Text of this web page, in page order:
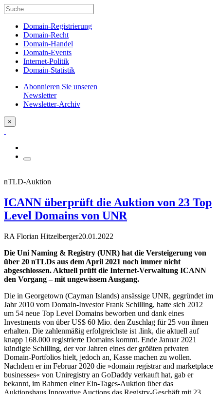
Domain-Registrierung
Domain-Recht
Domain-Handel
Domain-Events
Internet-Politik
Domain-Statistik
Abonnieren Sie unseren
Newsletter
Newsletter-Archiv
×
nTLD-Auktion
ICANN überprüft die Auktion von 23 Top
Level Domains von UNR
RA Florian Hitzelberger20.01.2022
Die Uni Naming & Registry (UNR) hat die Versteigerung von
über 20 nTLDs aus dem April 2021 noch immer nicht
abgeschlossen. Aktuell prüft die Internet-Verwaltung ICANN
den Vorgang – mit ungewissem Ausgang.
Die in Georgetown (Cayman Islands) ansässige UNR, gegründet im
Jahr 2010 vom Domain-Investor Frank Schilling, hatte sich 2012
um 54 neue Top Level Domains beworben und dank eines
Investments von über US$ 60 Mio. den Zuschlag für 25 von ihnen
erhalten. Die zahlenmäßig erfolgreichste ist .link, die aktuell auf
knapp 168.000 registrierte Domains kommt. Ende Januar 2021
kündigte Schilling, der vor Jahren eines der größten privaten
Domain-Portfolios hielt, jedoch an, Kasse machen zu wollen.
Nachdem er im Februar 2020 die »domain registrar and marketplace
businesses« von Uniregistry an GoDaddy verkauft hat, gab er
bekannt, im Rahmen einer Ein-Tages-Auktion über das
Auktionshaus Innovative Auctions das Registry-Geschäft mit 23